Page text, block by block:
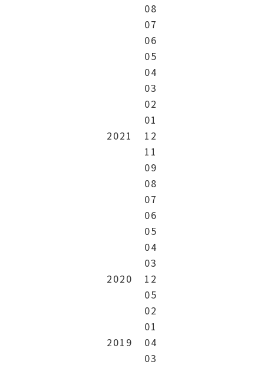
08
07
06
05
04
03
02
01
2021
12
11
09
08
07
06
05
04
03
2020
12
05
02
01
2019
04
03